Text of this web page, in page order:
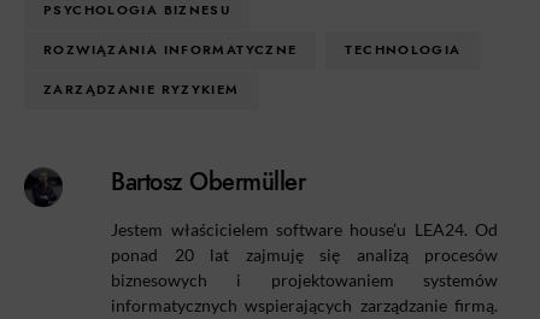
PSYCHOLOGIA BIZNESU
ROZWIĄZANIA INFORMATYCZNE TECHNOLOGIA
ZARZĄDZANIE RYZYKIEM
Bartosz Obermüller
Jestem właścicielem software house’u LEA24. Od
ponad 20 lat zajmuję się analizą procesów
biznesowych i projektowaniem systemów
informatycznych wspierających zarządzanie firmą.